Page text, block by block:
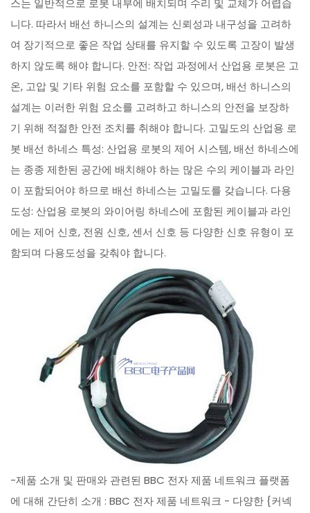
스는 일반적으로 로봇 내부에 배치되며 수리 및 교체가 어렵습
니다. 따라서 배선 하니스의 설계는 신뢰성과 내구성을 고려하
여 장기적으로 좋은 작업 상태를 유지할 수 있도록 고장이 발생
하지 않도록 해야 합니다. 안전: 작업 과정에서 산업용 로봇은 고
온, 고압 및 기타 위험 요소를 포함할 수 있으며, 배선 하니스의
설계는 이러한 위험 요소를 고려하고 하니스의 안전을 보장하
기 위해 적절한 안전 조치를 취해야 합니다. 고밀도의 산업용 로
봇 배선 하네스 특성: 산업용 로봇의 제어 시스템, 배선 하네스에
는 종종 제한된 공간에 배치해야 하는 많은 수의 케이블과 라인
이 포함되어야 하므로 배선 하네스는 고밀도를 갖습니다. 다용
도성: 산업용 로봇의 와이어링 하네스에 포함된 케이블과 라인
에는 제어 신호, 전원 신호, 센서 신호 등 다양한 신호 유형이 포
함되며 다용도성을 갖춰야 합니다.
-제품 소개 및 판매와 관련된 BBC 전자 제품 네트워크 플랫폼
에 대해 간단히 소개 : BBC 전자 제품 네트워크 - 다양한 {커넥